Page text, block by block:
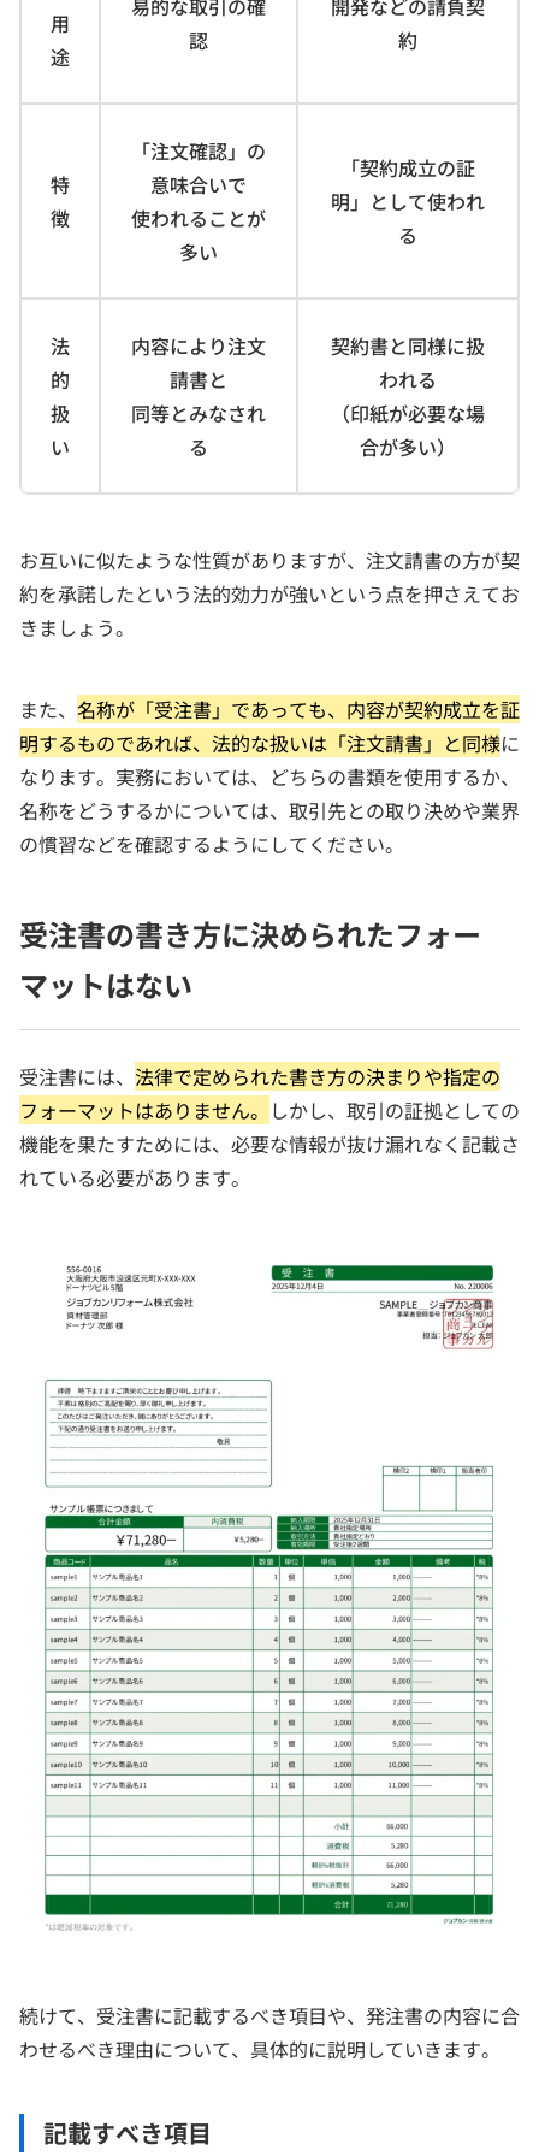
用
途
易的な取引の確
認
開発などの請負契
約
特
徴
「注文確認」の
意味合いで
使われることが
多い
「契約成立の証
明」として使われ
る
法
的
扱
い
内容により注文
請書と
同等とみなされ
る
契約書と同様に扱
われる
（印紙が必要な場
合が多い）
お互いに似たような性質がありますが、注文請書の方が契
約を承諾したという法的効力が強いという点を押さえてお
きましょう。
また、 名称が「受注書」であっても、内容が契約成立を証
明するものであれば、法的な扱いは「注文請書」と同様に
なります。実務においては、どちらの書類を使用するか、
名称をどうするかについては、取引先との取り決めや業界
の慣習などを確認するようにしてください。
受注書の書き方に決められたフォー
マットはない
受注書には、 法律で定められた書き方の決まりや指定の
フォーマットはありません。 しかし、取引の証拠としての
機能を果たすためには、必要な情報が抜け漏れなく記載さ
れている必要があります。
続けて、受注書に記載するべき項目や、発注書の内容に合
わせるべき理由について、具体的に説明していきます。
記載すべき項目